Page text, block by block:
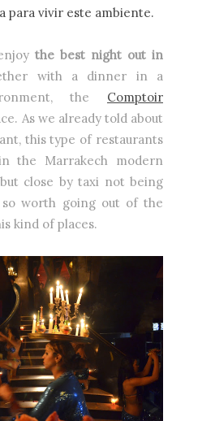
para vivir este ambiente.
the best night out in
with a dinner in a
the Comptoir
As we already told about
this type of restaurants
the Marrakech modern
close by taxi not being
so worth going out of the
kind of places.